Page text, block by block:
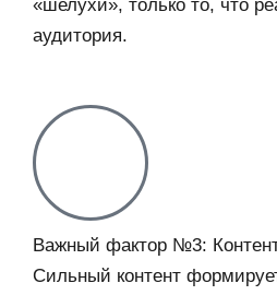
«шелухи», только то, что
аудитория.
Важный фактор №3:
Сильный контент